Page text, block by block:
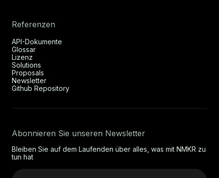
Referenzen
API-Dokumente
Glossar
Lizenz
Solutions
Proposals
Newsletter
Github Repository
Abonnieren Sie unseren Newsletter
Bleiben Sie auf dem Laufenden über alles, was mit NMKR zu
tun hat